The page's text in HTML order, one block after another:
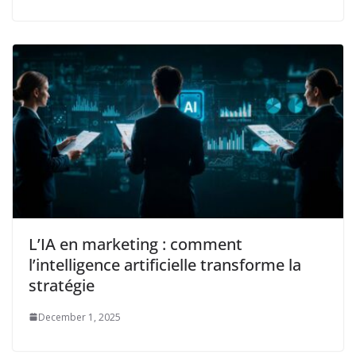
L’IA en marketing : comment
l’intelligence artificielle transforme la
stratégie
December 1, 2025